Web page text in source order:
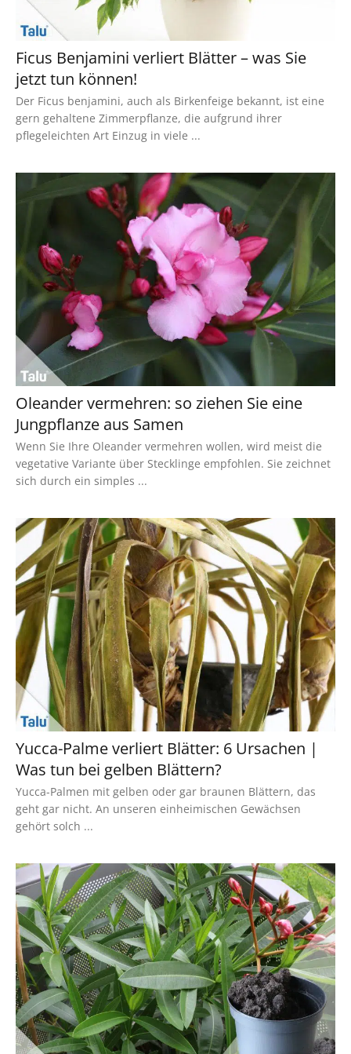
Ficus Benjamini verliert Blätter – was Sie
jetzt tun können!
Der Ficus benjamini, auch als Birkenfeige bekannt, ist eine
gern gehaltene Zimmerpflanze, die aufgrund ihrer
pflegeleichten Art Einzug in viele ...
Oleander vermehren: so ziehen Sie eine
Jungpflanze aus Samen
Wenn Sie Ihre Oleander vermehren wollen, wird meist die
vegetative Variante über Stecklinge empfohlen. Sie zeichnet
sich durch ein simples ...
Yucca-Palme verliert Blätter: 6 Ursachen |
Was tun bei gelben Blättern?
Yucca-Palmen mit gelben oder gar braunen Blättern, das
geht gar nicht. An unseren einheimischen Gewächsen
gehört solch ...